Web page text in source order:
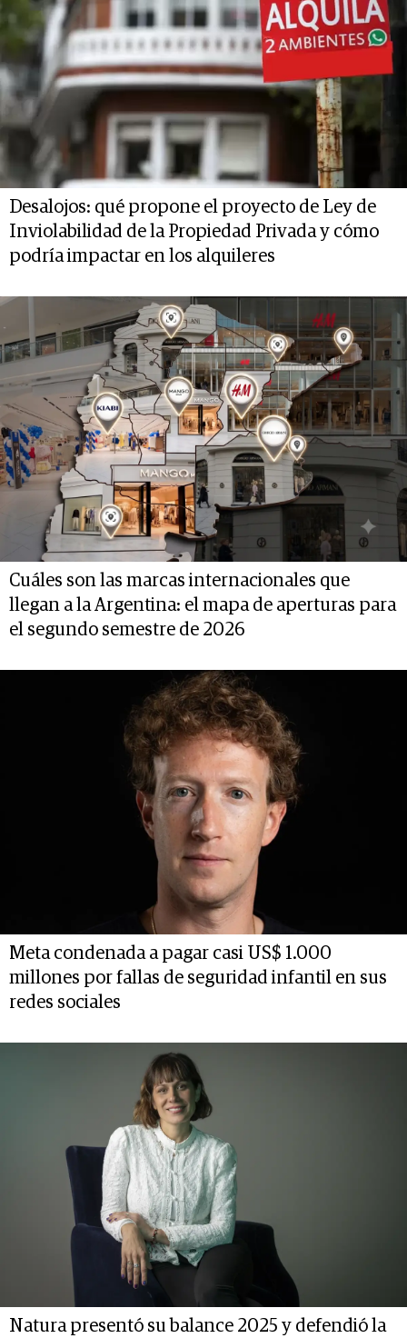
Desalojos: qué propone el proyecto de Ley de
Inviolabilidad de la Propiedad Privada y cómo
podría impactar en los alquileres
Cuáles son las marcas internacionales que
llegan a la Argentina: el mapa de aperturas para
el segundo semestre de 2026
Meta condenada a pagar casi US$ 1.000
millones por fallas de seguridad infantil en sus
redes sociales
Natura presentó su balance 2025 y defendió la